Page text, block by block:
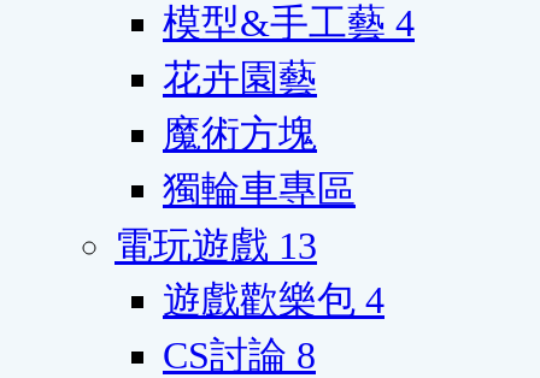
模型&手工藝 4
花卉園藝
魔術方塊
獨輪車專區
電玩遊戲 13
遊戲歡樂包 4
CS討論 8